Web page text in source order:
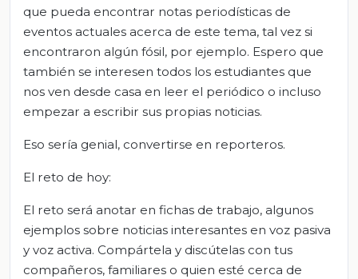
que pueda encontrar notas periodísticas de
eventos actuales acerca de este tema, tal vez si
encontraron algún fósil, por ejemplo. Espero que
también se interesen todos los estudiantes que
nos ven desde casa en leer el periódico o incluso
empezar a escribir sus propias noticias.
Eso sería genial, convertirse en reporteros.
El reto de hoy:
El reto será anotar en fichas de trabajo, algunos
ejemplos sobre noticias interesantes en voz pasiva
y voz activa. Compártela y discútelas con tus
compañeros, familiares o quien esté cerca de